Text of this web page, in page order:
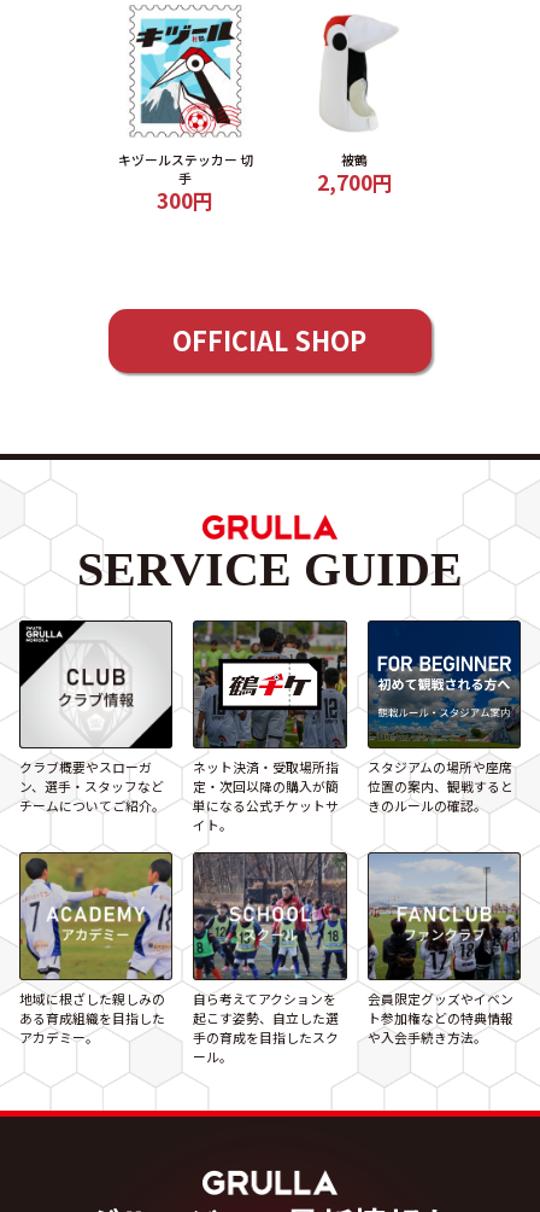
キヅールステッカー 切
手
300円
被鶴
2,700円
OFFICIAL SHOP
SERVICE GUIDE
クラブ概要やスローガ
ン、選手・スタッフなど
チームについてご紹介。
ネット決済・受取場所指
定・次回以降の購入が簡
単になる公式チケットサ
イト。
スタジアムの場所や座席
位置の案内、観戦すると
きのルールの確認。
地域に根ざした親しみの
ある育成組織を目指した
アカデミー。
自ら考えてアクションを
起こす姿勢、自立した選
手の育成を目指したスク
ール。
会員限定グッズやイベン
ト参加権などの特典情報
や入会手続き方法。